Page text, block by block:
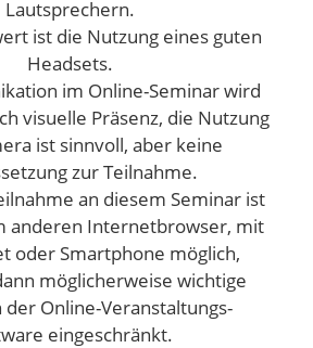
Lautsprechern.
ist die Nutzung eines guten
Headsets.
im Online-Seminar wird
visuelle Präsenz, die Nutzung
ist sinnvoll, aber keine
zur Teilnahme.
an diesem Seminar ist
anderen Internetbrowser, mit
oder Smartphone möglich,
möglicherweise wichtige
der Online-Veranstaltungs-
eingeschränkt.